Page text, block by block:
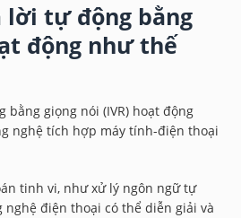
lời tự động bằng
động như thế
bằng giọng nói (IVR) hoạt động
nghệ tích hợp máy tính-điện thoại
tinh vi, như xử lý ngôn ngữ tự
nghệ điện thoại có thể diễn giải và